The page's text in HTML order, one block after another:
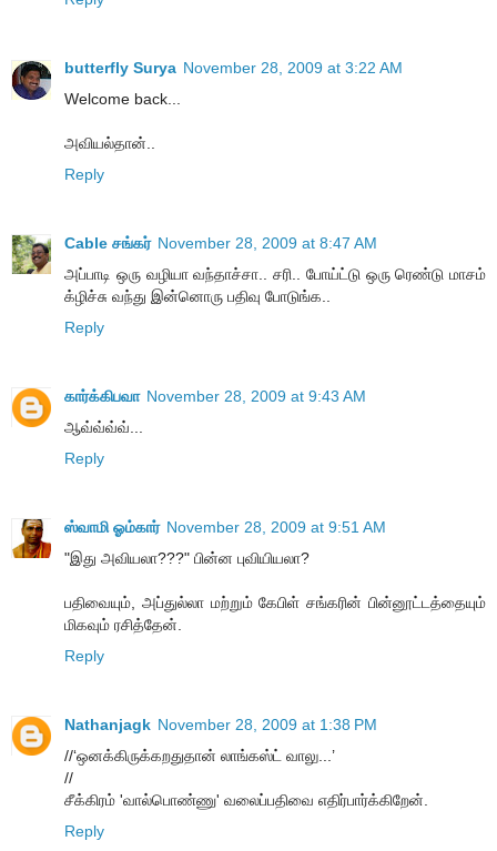
butterfly Surya November 28, 2009 at 3:22 AM
Welcome back...
அவியல்தான்..
Reply
Cable சங்கர் November 28, 2009 at 8:47 AM
அப்பாடி ஒரு வழியா வந்தாச்சா.. சரி.. போய்ட்டு ஒரு ரெண்டு மாசம்
க்ழிச்சு வந்து இன்னொரு பதிவு போடுங்க..
Reply
கார்க்கிபவா November 28, 2009 at 9:43 AM
ஆவ்வ்வ்வ்...
Reply
ஸ்வாமி ஓம்கார் November 28, 2009 at 9:51 AM
"இது அவியலா???" பின்ன புவியியலா?
பதிவையும், அப்துல்லா மற்றும் கேபிள் சங்கரின் பின்னூட்டத்தையும்
மிகவும் ரசித்தேன்.
Reply
Nathanjagk November 28, 2009 at 1:38 PM
//‘ஒனக்கிருக்கறதுதான் லாங்கஸ்ட் வாலு...’
//
சீக்கிரம் 'வால்​பொண்ணு' வலைப்பதிவை எதிர்பார்க்கி​றேன்.
Reply